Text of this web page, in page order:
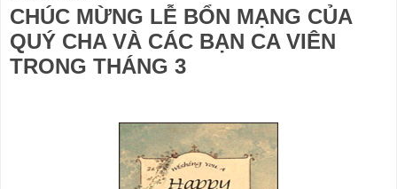
CHÚC MỪNG LỄ BỔN MẠNG CỦA
QUÝ CHA VÀ CÁC BẠN CA VIÊN
TRONG THÁNG 3